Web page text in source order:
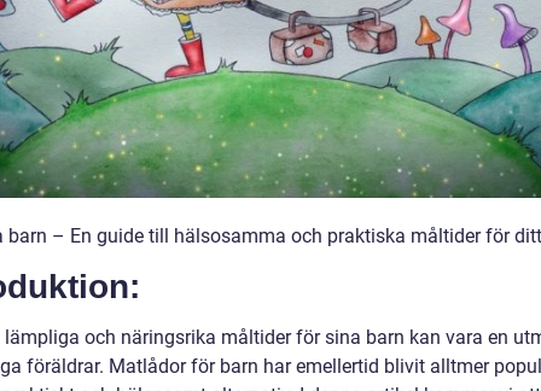
barn – En guide till hälsosamma och praktiska måltider för
och näringsrika måltider för sina barn kan vara en
föräldrar. Matlådor för barn har emellertid blivit alltmer